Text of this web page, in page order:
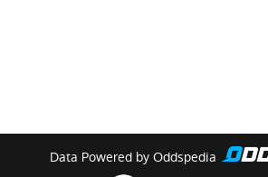
Data Powered by Oddspedia